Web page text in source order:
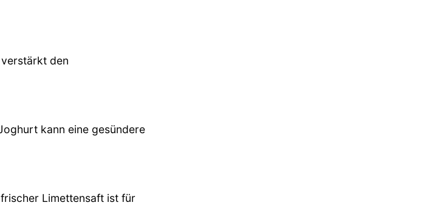
den
kann eine gesündere
Limettensaft ist für